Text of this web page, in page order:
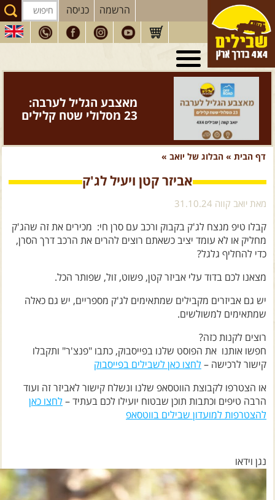
הרשמה כניסה
טיולי 4X4
בארץ
מסעות בעולם
טיוליםלרכב פנאי
הדרכותנהיגה
המדריכיםשלנו
חנותשבילים
הירשמו לניוזלטר שבילים
הבלוג של יואב קווה
פודקאסט ג'יפאות
צרו קשר עם שבילים
אודות יואב קווה והאתר שבילים
מאצבע הגליל לערבה:
23 מסלולי שטח קלילים
דף הבית » הבלוג של יואב »
אביזר קטן ויעיל לג'ק
מאת יואב קווה 31.10.24
קבלו טיפ מנצח לג'ק בקבוק ורכב עם סרן חי: מכירים את זה שהג'ק
מחליק או לא עומד יציב כשאתם רוצים להרים את הרכב דרך הסרן,
כדי להחליף גלגל?
מצאנו לכם בדוד עלי אביזר קטן, פשוט, זול, שפותר הכל.
יש גם אביזרים מקבילים שמתאימים לג'ק מספריים, יש גם כאלה
שמתאימים למשולשים.
רוצים לקנות כזה?
חפשו אותנו את הפוסט שלנו בפייסבוק, כתבו "פנצ'ר" ותקבלו
קישור לרכישה – לחצו כאן לשבילים בפייסבוק
או הצטרפו לקבוצת הווטסאפ שלנו ונשלח קישור לאביזר זה ועוד
הרבה טיפים וכתבות תוכן שבטוח יועילו לכם בעתיד – לחצו כאן
להצטרפות למועדון שבילים בווטסאפ
נגן וידאו